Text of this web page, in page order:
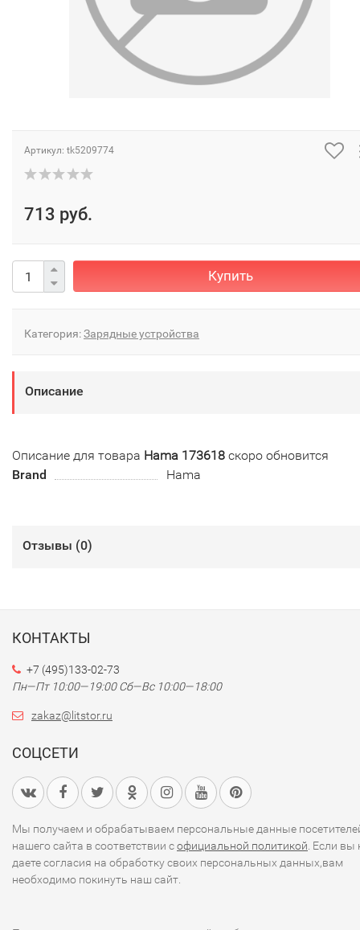
Артикул: tk5209774
713 руб.
Купить
Категория:Зарядные устройства
Описание
Описание для товара Hama 173618 скоро обновится
Brand
Hama
Отзывы (0)
КОНТАКТЫ
+7 (495)133-02-73
Пн—Пт 10:00—19:00 Сб—Вс 10:00—18:00
zakaz@litstor.ru
СОЦСЕТИ
Мы получаем и обрабатываем персональные данные
нашего сайта в соответствии софициальной политикой. Если вы
даете согласия на обработку своих персональных данных,вам
необходимо покинуть наш сайт.